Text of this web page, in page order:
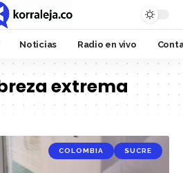
Noticias Radio en vivo
extrema
COLOMBIA SUCRE